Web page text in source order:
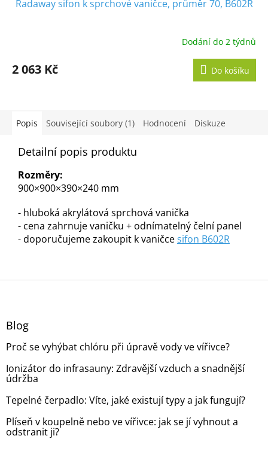
Radaway sifon k sprchové vaničce, průměr 70, B602R
Dodání do 2 týdnů
2 063 Kč Do košíku
Popis Související soubory (1) Hodnocení Diskuze
Detailní popis produktu
Rozměry:
900×900×390×240 mm
- hluboká akrylátová sprchová vanička
- cena zahrnuje vaničku + odnímatelný čelní panel
- doporučujeme zakoupit k vaničcesifon B602R
Z
Blog
Proč se vyhýbat chlóru při úpravě vody ve vířivce?
Ionizátor do infrasauny: Zdravější vzduch a snadnější
údržba
Tepelné čerpadlo: Víte, jaké existují typy a jak fungují?
Plíseň v koupelně nebo ve vířivce: jak se jí vyhnout a
odstranit ji?